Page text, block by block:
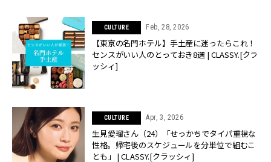
CULTURE Feb, 28, 2026
【東京の名門ホテル】手土産に迷ったらこれ！
センスがいい人のとっておき8選 | CLASSY.[クラ
ッシィ]
CULTURE Apr, 3, 2026
生見愛瑠さん（24）「せっかちでタイパ重視な
性格。帰宅後のスケジュールを分単位で組むこ
とも」 | CLASSY.[クラッシィ]